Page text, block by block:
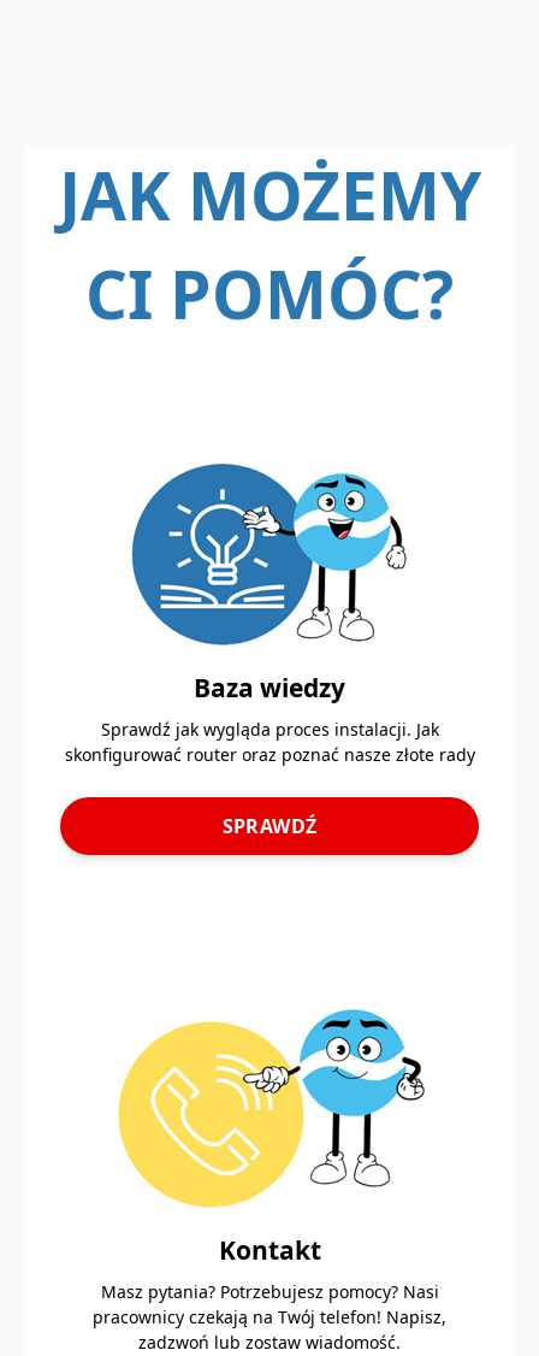
JAK MOŻEMY
CI POMÓC?
Baza wiedzy
Sprawdź jak wygląda proces instalacji. Jak
skonfigurować router oraz poznać nasze złote rady
SPRAWDŹ
Kontakt
Masz pytania? Potrzebujesz pomocy? Nasi
pracownicy czekają na Twój telefon! Napisz,
zadzwoń lub zostaw wiadomość.